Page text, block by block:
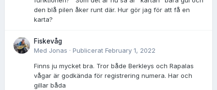
den blå pilen åker runt där. Hur gör jag för att få en
karta?
Fiskevåg
Med Jonas · Publicerat February 1, 2022
Finns ju mycket bra. Tror både Berkleys och Rapalas
vågar är godkända för registrering numera. Har och
gillar båda